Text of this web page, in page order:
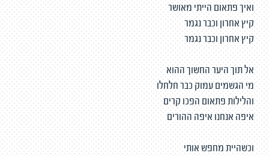
ואיך פתאום הייתי מאושר
קיץ אחרון וכבר נגמר
קיץ אחרון וכבר נגמר
אל תוך היער החשוך ההוא
מי הגשמים עמוק כבר חלחלו
והלילות פתאום הפכו קרים
איפה אנחנו איפה ההורים
וכשהיית מחפש אותי